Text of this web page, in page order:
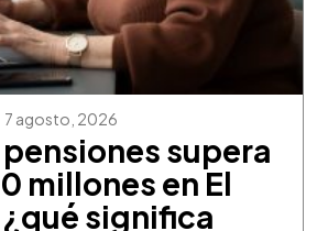
7 agosto, 2026
supera
millones en El
significa